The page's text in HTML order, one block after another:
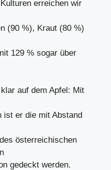
erreichen wir
(90 %), Kraut (80 %)
129 % sogar über
auf dem Apfel: Mit
ist er die mit Abstand
österreichischen
gedeckt werden.